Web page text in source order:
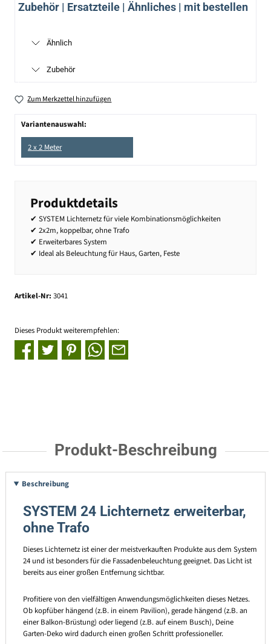
Zubehör | Ersatzteile | Ähnliches | mit bestellen
Ähnlich
Zubehör
Zum Merkzettel hinzufügen
Variantenauswahl:
2 x 2 Meter
Produktdetails
✔ SYSTEM Lichternetz für viele Kombinationsmöglichkeiten
✔ 2x2m, koppelbar, ohne Trafo
✔ Erweiterbares System
✔ Ideal als Beleuchtung für Haus, Garten, Feste
Artikel-Nr: 3041
Dieses Produkt weiterempfehlen:
Produkt-Beschreibung
Beschreibung
SYSTEM 24 Lichternetz erweiterbar,
ohne Trafo
Dieses Lichternetz ist einer der meistverkauften Produkte aus dem System
24 und ist besonders für die Fassadenbeleuchtung geeignet. Das Licht ist
bereits aus einer großen Entfernung sichtbar.
Profitiere von den vielfältigen Anwendungsmöglichkeiten dieses Netzes.
Ob kopfüber hängend (z.B. in einem Pavilion), gerade hängend (z.B. an
einer Balkon-Brüstung) oder liegend (z.B. auf einem Busch), Deine
Garten-Deko wird dadurch einen großen Schritt professioneller.